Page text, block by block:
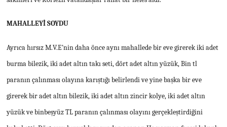
MAHALLEYİ SOYDU
Ayrıca hırsız M.V.E’nin daha önce aynı mahallede bir eve girerek iki adet
burma bilezik, iki adet altın takı seti, dört adet altın yüzük, Bin tl
paranın çalınması olayına karıştığı belirlendi ve yine başka bir eve
girerek bir adet altın bilezik, iki adet altın zincir kolye, iki adet altın
yüzük ve binbeşyüz TL paranın çalınması olayını gerçekleştirdiğini